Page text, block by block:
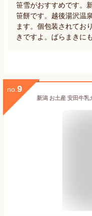
笹雪がおすすめです。
笹餅です。越後湯沢温
ます。個包装されてお
きですよ。ばらまきに
no. 9